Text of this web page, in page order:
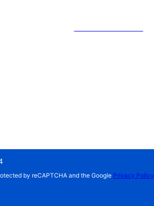
by reCAPTCHA and the Google Privacy Policy